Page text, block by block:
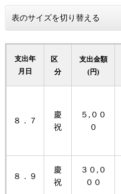
表のサイズを切り替える
支出年
月日
区
分
支出金額
(円)
８．７
慶
祝
５,００
０
８．９
慶
祝
３０,０
００